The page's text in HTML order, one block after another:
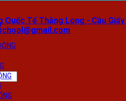
Quốc Tế Thăng Long - Cầu Giấy